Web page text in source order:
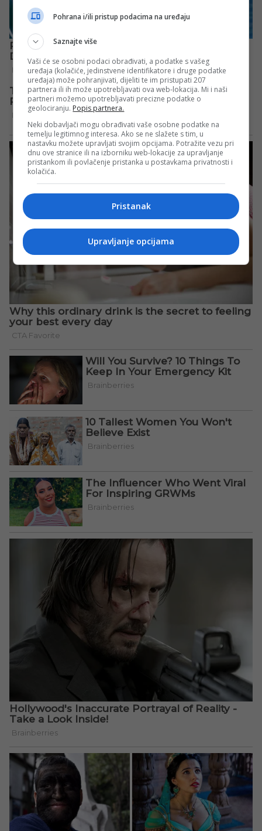
Pohrana i/ili pristup podacima na uređaju
Saznajte više
Vaši će se osobni podaci obrađivati, a podatke s vašeg
uređaja (kolačiće, jedinstvene identifikatore i druge podatke
uređaja) može pohranjivati, dijeliti te im pristupati 207
partnera ili ih može upotrebljavati ova web-lokacija. Mi i naši
partneri možemo upotrebljavati precizne podatke o
geolociranju. Popis partnera.
Neki dobavljači mogu obrađivati vaše osobne podatke na
temelju legitimnog interesa. Ako se ne slažete s tim, u
nastavku možete upravljati svojim opcijama. Potražite vezu pri
dnu ove stranice ili na izborniku web-lokacije za upravljanje
pristankom ili povlačenje pristanka u postavkama privatnosti i
kolačića.
Pristanak
Upravljanje opcijama